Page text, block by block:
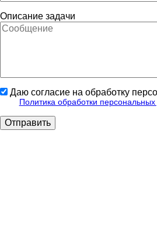
Описание задачи
Даю согласие на обработку
Политика обработки